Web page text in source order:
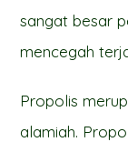
sangat besar
mencegah
Propolis
alamiah.